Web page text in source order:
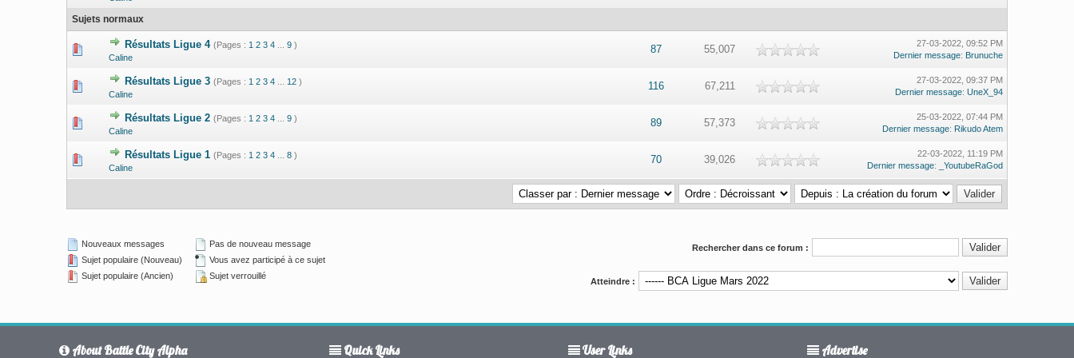
Sujets normaux
Résultats Ligue 4 (Pages : 1 2 3 4 9 )
Caline
87 55,007
0 Votes - 0 sur 5 en moyenne
27-03-2022, 09:52 PM
Dernier message: Brunuche
Résultats Ligue 3 (Pages : 1 2 3 4 12 )
Caline
116 67,211
0 Votes - 0 sur 5 en moyenne
27-03-2022, 09:37 PM
Dernier message: UneX_94
Résultats Ligue 2 (Pages : 1 2 3 4 9 )
Caline
89 57,373
0 Votes - 0 sur 5 en moyenne
25-03-2022, 07:44 PM
Dernier message: Rikudo Atem
Résultats Ligue 1 (Pages : 1 2 3 4 8 )
Caline
70 39,026
0 Votes - 0 sur 5 en moyenne
22-03-2022, 11:19 PM
Dernier message: _YoutubeRaGod
Nouveaux messages
Sujet populaire (Nouveau)
Sujet populaire (Ancien)
Pas de nouveau message
Vous avez participé à ce sujet
Sujet verrouillé
Rechercher dans ce forum :
Atteindre :
About Battle City Alpha Quick Links User Links Advertise